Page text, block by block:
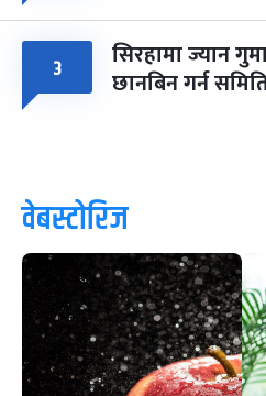
३ सिरहामा ज्यान
छानबिन गर्न
वेबस्टोरिज